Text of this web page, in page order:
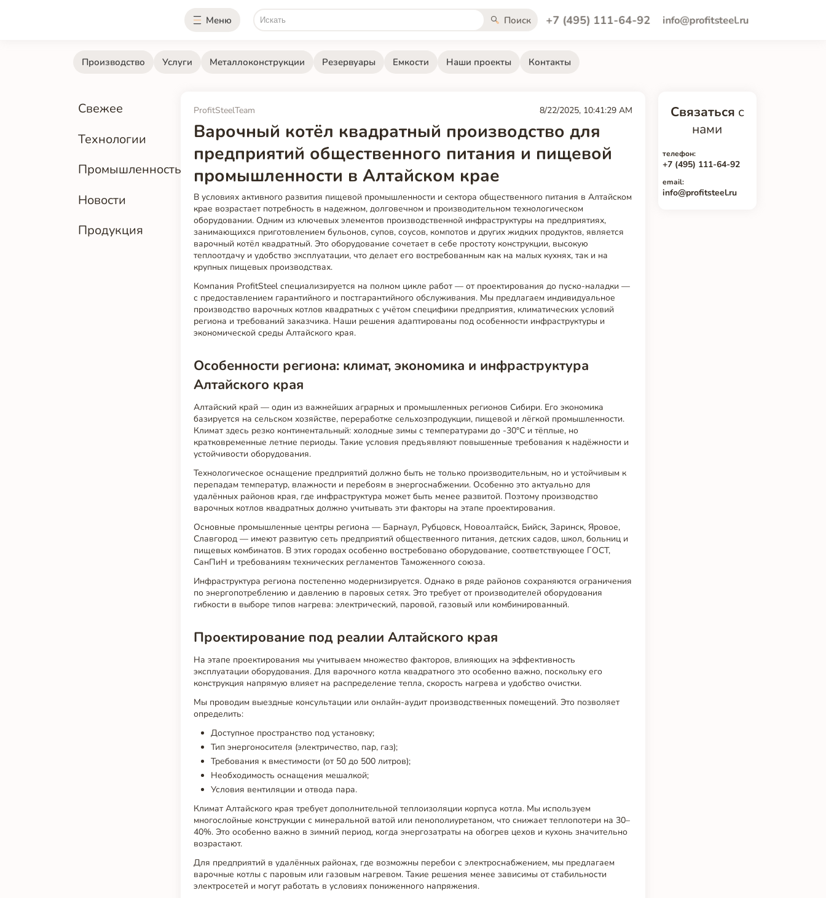
Меню Поиск +7 (495) 111-64-92 info@profitsteel.ru
Производство Услуги Металлоконструкции Резервуары Емкости Наши проекты Контакты
Свежее
Технологии
Промышленность
Новости
Продукция
ProfitSteelTeam 8/22/2025, 10:41:29 AM
Варочный котёл квадратный производство для
предприятий общественного питания и пищевой
промышленности в Алтайском крае
В условиях активного развития пищевой промышленности и сектора общественного питания в Алтайском
крае возрастает потребность в надежном, долговечном и производительном технологическом
оборудовании. Одним из ключевых элементов производственной инфраструктуры на предприятиях,
занимающихся приготовлением бульонов, супов, соусов, компотов и других жидких продуктов, является
варочный котёл квадратный. Это оборудование сочетает в себе простоту конструкции, высокую
теплоотдачу и удобство эксплуатации, что делает его востребованным как на малых кухнях, так и на
крупных пищевых производствах.
Компания ProfitSteel специализируется на полном цикле работ — от проектирования до пуско-наладки —
с предоставлением гарантийного и постгарантийного обслуживания. Мы предлагаем индивидуальное
производство варочных котлов квадратных с учётом специфики предприятия, климатических условий
региона и требований заказчика. Наши решения адаптированы под особенности инфраструктуры и
экономической среды Алтайского края.
Особенности региона: климат, экономика и инфраструктура
Алтайского края
Алтайский край — один из важнейших аграрных и промышленных регионов Сибири. Его экономика
базируется на сельском хозяйстве, переработке сельхозпродукции, пищевой и лёгкой промышленности.
Климат здесь резко континентальный: холодные зимы с температурами до -30°C и тёплые, но
кратковременные летние периоды. Такие условия предъявляют повышенные требования к надёжности и
устойчивости оборудования.
Технологическое оснащение предприятий должно быть не только производительным, но и устойчивым к
перепадам температур, влажности и перебоям в энергоснабжении. Особенно это актуально для
удалённых районов края, где инфраструктура может быть менее развитой. Поэтому производство
варочных котлов квадратных должно учитывать эти факторы на этапе проектирования.
Основные промышленные центры региона — Барнаул, Рубцовск, Новоалтайск, Бийск, Заринск, Яровое,
Славгород — имеют развитую сеть предприятий общественного питания, детских садов, школ, больниц и
пищевых комбинатов. В этих городах особенно востребовано оборудование, соответствующее ГОСТ,
СанПиН и требованиям технических регламентов Таможенного союза.
Инфраструктура региона постепенно модернизируется. Однако в ряде районов сохраняются ограничения
по энергопотреблению и давлению в паровых сетях. Это требует от производителей оборудования
гибкости в выборе типов нагрева: электрический, паровой, газовый или комбинированный.
Проектирование под реалии Алтайского края
На этапе проектирования мы учитываем множество факторов, влияющих на эффективность
эксплуатации оборудования. Для варочного котла квадратного это особенно важно, поскольку его
конструкция напрямую влияет на распределение тепла, скорость нагрева и удобство очистки.
Мы проводим выездные консультации или онлайн-аудит производственных помещений. Это позволяет
определить:
Доступное пространство под установку;
Тип энергоносителя (электричество, пар, газ);
Требования к вместимости (от 50 до 500 литров);
Необходимость оснащения мешалкой;
Условия вентиляции и отвода пара.
Климат Алтайского края требует дополнительной теплоизоляции корпуса котла. Мы используем
многослойные конструкции с минеральной ватой или пенополиуретаном, что снижает теплопотери на 30–
40%. Это особенно важно в зимний период, когда энергозатраты на обогрев цехов и кухонь значительно
возрастают.
Для предприятий в удалённых районах, где возможны перебои с электроснабжением, мы предлагаем
варочные котлы с паровым или газовым нагревом. Такие решения менее зависимы от стабильности
электросетей и могут работать в условиях пониженного напряжения.
Связаться с
нами
телефон:
+7 (495) 111-64-92
email:
info@profitsteel.ru